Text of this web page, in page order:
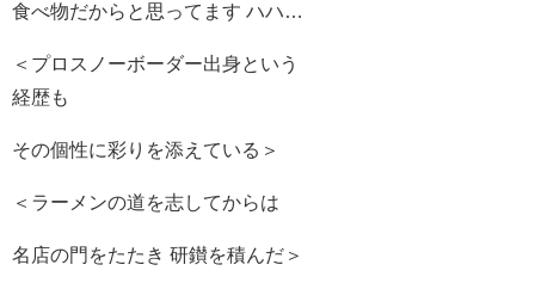
食べ物だからと思ってます ハハ…
＜プロスノーボーダー出身という
経歴も
その個性に彩りを添えている＞
＜ラーメンの道を志してからは
名店の門をたたき 研鑚を積んだ＞